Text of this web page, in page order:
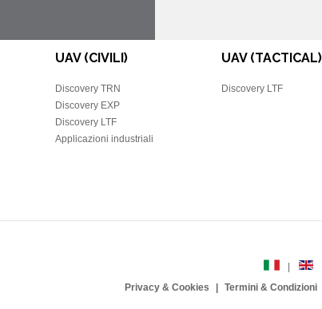
UAV (CIVILI)
Discovery TRN
Discovery EXP
Discovery LTF
Applicazioni industriali
UAV (TACTICAL)
Discovery LTF
Privacy & Cookies Termini & Condizioni